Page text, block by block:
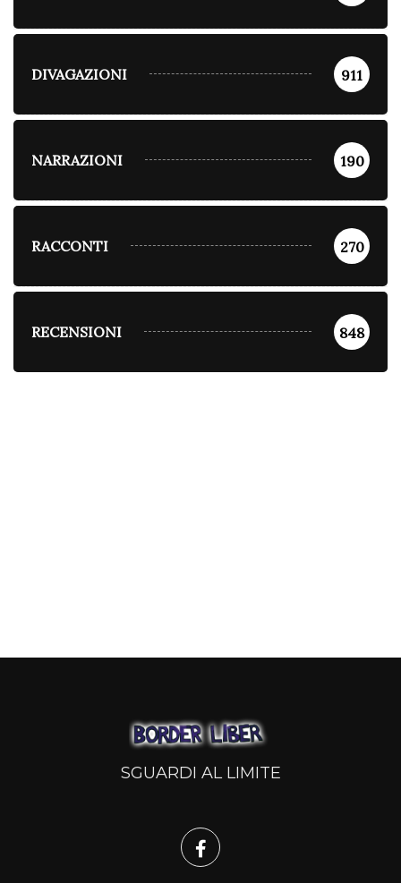
DIVAGAZIONI 911
NARRAZIONI 190
RACCONTI 270
RECENSIONI 848
SGUARDI AL LIMITE